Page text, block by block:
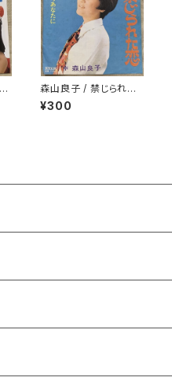
森山良子 / 禁じられた
恋
¥300